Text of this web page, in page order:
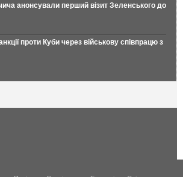
анонсували перший візит Зеленського до
проти Куби через військову співпрацю з